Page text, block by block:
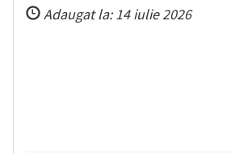
Adaugat la: 14 iulie 2026